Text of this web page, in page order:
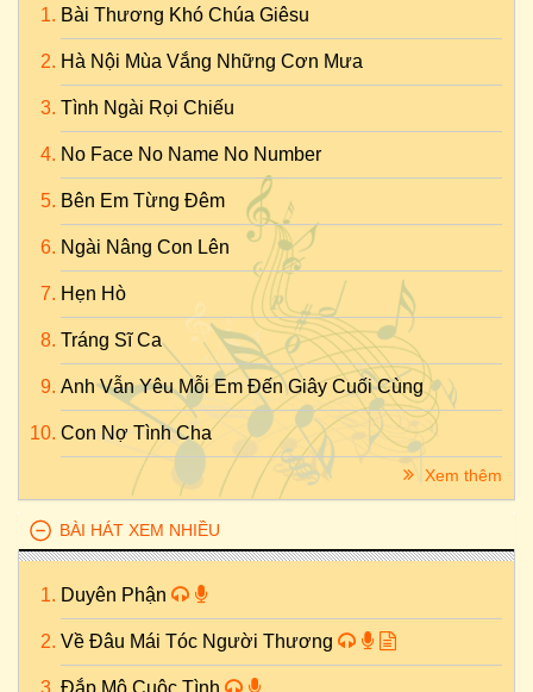
Bài Thương Khó Chúa Giêsu
Hà Nội Mùa Vắng Những Cơn Mưa
Tình Ngài Rọi Chiếu
No Face No Name No Number
Bên Em Từng Đêm
Ngài Nâng Con Lên
Hẹn Hò
Tráng Sĩ Ca
Anh Vẫn Yêu Mỗi Em Đến Giây Cuối Cùng
Con Nợ Tình Cha
Xem thêm
BÀI HÁT XEM NHIỀU
Duyên Phận
Về Đâu Mái Tóc Người Thương
Đắp Mộ Cuộc Tình